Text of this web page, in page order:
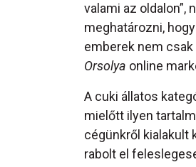
valami az oldalon”,
meghatározni,
emberek nem
Orsolya online
A cuki állatos
mielőtt ilyen
cégünkről kialakult
rabolt el